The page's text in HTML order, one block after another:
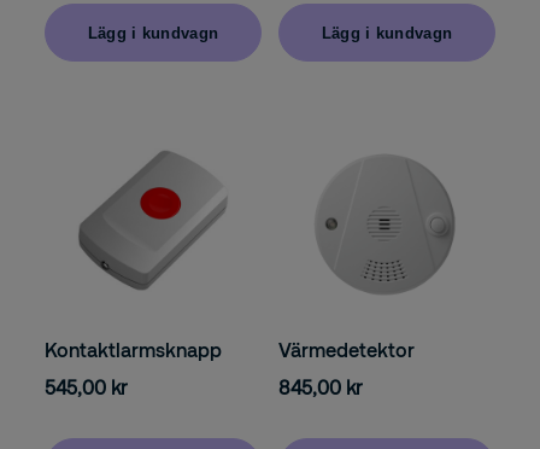
Lägg i kundvagn Lägg i kundvagn
Kontaktlarmsknapp
545,00 kr
Värmedetektor
845,00 kr